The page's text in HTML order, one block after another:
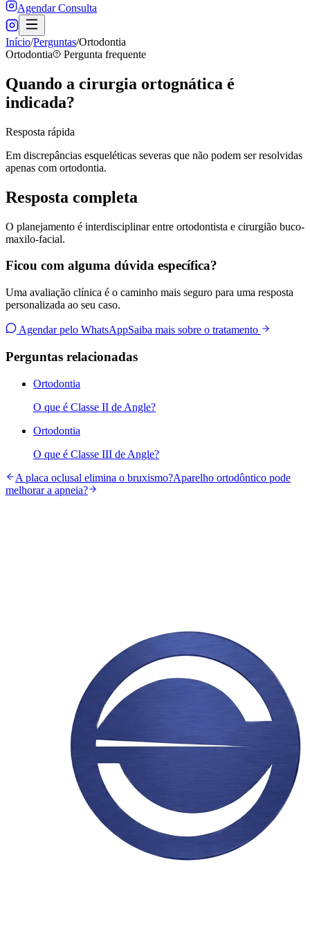
Agendar Consulta
Início/Perguntas/Ortodontia
Ortodontia
Pergunta frequente
Quando a cirurgia ortognática é
indicada?
Resposta rápida
Em discrepâncias esqueléticas severas que não podem ser resolvidas
apenas com ortodontia.
Resposta completa
O planejamento é interdisciplinar entre ortodontista e cirurgião buco-
maxilo-facial.
Ficou com alguma dúvida específica?
Uma avaliação clínica é o caminho mais seguro para uma resposta
personalizada ao seu caso.
Agendar pelo WhatsAppSaiba mais sobre o tratamento
Perguntas relacionadas
Ortodontia
O que é Classe II de Angle?
Ortodontia
O que é Classe III de Angle?
A placa oclusal elimina o bruxismo?Aparelho ortodôntico pode
melhorar a apneia?